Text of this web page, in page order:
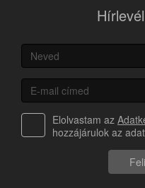
Elolvastam az
hozzájárulok az